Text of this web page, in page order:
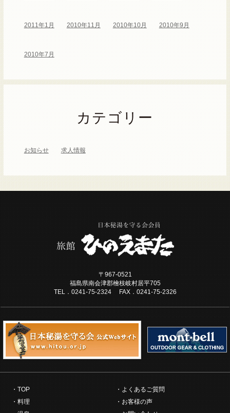
2011年1月 2010年11月 2010年10月 2010年9月
2010年7月
カテゴリー
お知らせ 求人情報
〒967-0521
福島県南会津郡檜枝岐村居平705
TEL．0241-75-2324 FAX．0241-75-2326
TOP
料理
よくあるご質問
お客様の声